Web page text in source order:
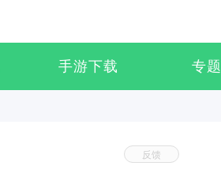
手游下载 专题
反馈